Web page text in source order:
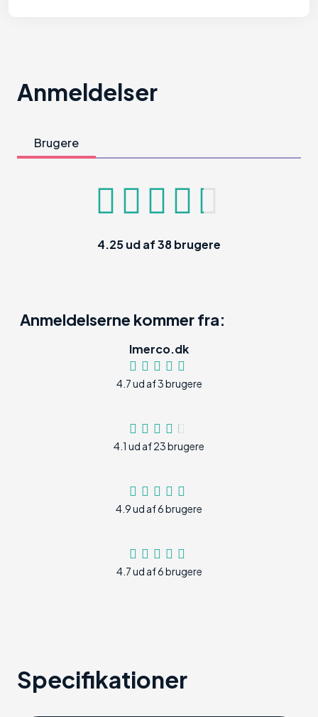
Anmeldelser
Brugere
4.25ud af38brugere
Anmeldelserne kommer fra:
Imerco.dk
4.7 ud af 3 brugere
4.1 ud af 23 brugere
4.9 ud af 6 brugere
4.7 ud af 6 brugere
Specifikationer